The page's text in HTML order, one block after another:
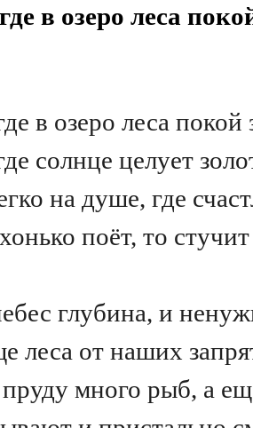
в озеро леса
в озеро леса покой
солнце целует
на душе, где
поёт, то
глубина, и
леса от наших
много рыб, а